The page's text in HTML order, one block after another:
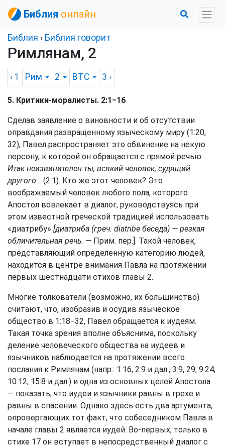
Библия онлайн
Библия › Библия говорит
Римлянам, 2
‹ 1 Рим 2 BTC 3 ›
5. Критики-моралисты. 2:1−16
Сделав заявление о виновности и об отсутствии
оправдания развращенному языческому миру (1:20,
32), Павел распространяет это обвинение на некую
персону, к которой он обращается с прямой речью:
Итак неизвинителен ты, всякий человек, судящий
другого… (2:1). Кто же этот человек? Это
воображаемый человек любого пола, которого
Апостол вовлекает в диалог, руководствуясь при
этом известной греческой традицией использовать
«диатрибу» [диатриба (греч. diatribe беседа) — резкая
обличительная речь. — Прим. пер.]. Такой человек,
представляющий определенную категорию людей,
находится в центре внимания Павла на протяжении
первых шестнадцати стихов главы 2.
Многие толкователи (возможно, их большинство)
считают, что, изобразив и осудив языческое
общество в 1:18−32, Павел обращается к иудеям.
Такая точка зрения вполне объяснима, поскольку
деление человеческого общества на иудеев и
язычников наблюдается на протяжении всего
послания к Римлянам (напр.: 1:16, 2:9 и дал.; 3:9, 29; 9:24;
10:12; 15:8 и дал.) и одна из основных целей Апостола
— показать, что иудеи и язычники равны в грехе и
равны в спасении. Однако здесь есть два аргумента,
опровергающих тот факт, что собеседником Павла в
начале главы 2 является иудей. Во-первых, только в
стихе 17 он вступает в непосредственный диалог с